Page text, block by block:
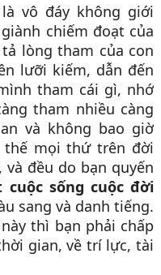
vô đáy không giới
chiếm đoạt của
lòng tham của con
lưỡi kiếm, dẫn đến
tham cái gì, nhớ
tham nhiều càng
và không bao giờ
thế mọi thứ trên đời
đều do bạn quyến
sống cuộc đời
sang và danh tiếng.
thì bạn phải chấp
gian, về trí lực, tài